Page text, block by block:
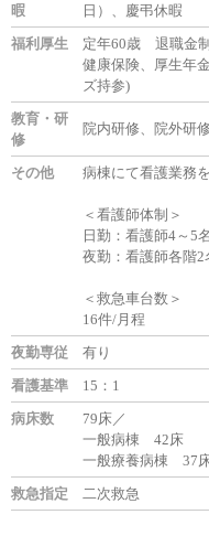
暇
日）、慶弔休暇
福利厚生
定年60歳 退職金制
健康保険、厚生年
ズ持参)
教育・研
修
院内研修、院外研修
その他 病棟にて看護業務
＜看護師体制＞
日勤：看護師4～5
夜勤：看護師各階2
＜救急車台数＞
16件/月程
夜勤専従
有り
看護基準
15：1
病床数
79床／
一般病棟 42床
一般療養病棟 37
救急指定
二次救急